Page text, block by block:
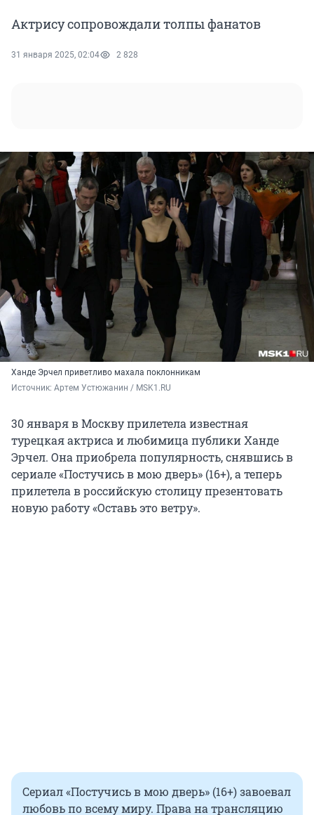
Актрису сопровождали толпы фанатов
31 января 2025, 02:04 2 828
Ханде Эрчел приветливо махала поклонникам
Источник: Артем Устюжанин / MSK1.RU
30 января в Москву прилетела известная
турецкая актриса и любимица публики Ханде
Эрчел. Она приобрела популярность, снявшись в
сериале «Постучись в мою дверь» (16+), а теперь
прилетела в российскую столицу презентовать
новую работу «Оставь это ветру».
Сериал «Постучись в мою дверь» (16+) завоевал
любовь по всему миру. Права на трансляцию